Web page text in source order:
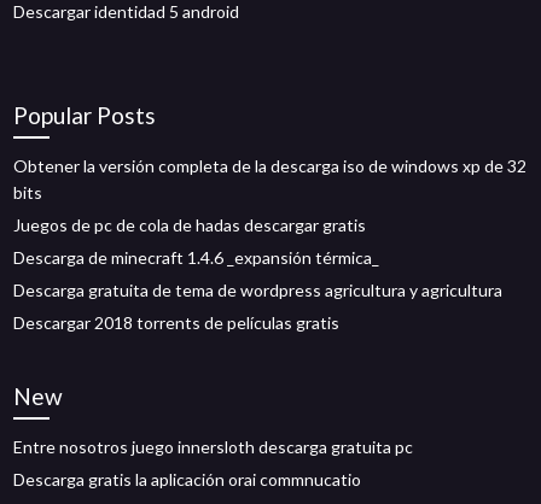
Descargar identidad 5 android
Popular Posts
Obtener la versión completa de la descarga iso de windows xp de 32
bits
Juegos de pc de cola de hadas descargar gratis
Descarga de minecraft 1.4.6 _expansión térmica_
Descarga gratuita de tema de wordpress agricultura y agricultura
Descargar 2018 torrents de películas gratis
New
Entre nosotros juego innersloth descarga gratuita pc
Descarga gratis la aplicación orai commnucatio